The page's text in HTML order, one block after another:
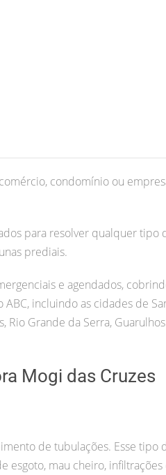
condomínio ou
para resolver qualquer tipo
prediais.
e agendados,
ABC, incluindo as cidades de
Rio Grande da Serra,
Mogi das Cruzes
de tubulações. Esse tipo
esgoto, mau cheiro, infiltrações